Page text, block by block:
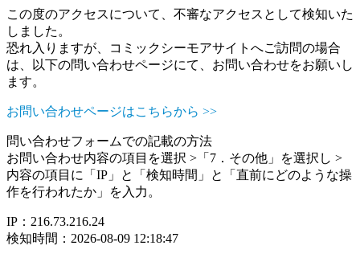
この度のアクセスについて、不審なアクセスとして検知いた
しました。
恐れ入りますが、コミックシーモアサイトへご訪問の場合
は、以下の問い合わせページにて、お問い合わせをお願いし
ます。
お問い合わせページはこちらから >>
問い合わせフォームでの記載の方法
お問い合わせ内容の項目を選択 >「7．その他」を選択し >
内容の項目に「IP」と「検知時間」と「直前にどのような操
作を行われたか」を入力。
IP：216.73.216.24
検知時間：2026-08-09 12:18:47